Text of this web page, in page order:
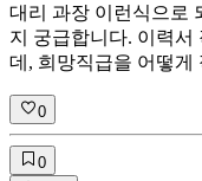
대리 과장 이런식으로
지 궁급합니다. 이력서
데, 희망직급을 어떻게
0
0